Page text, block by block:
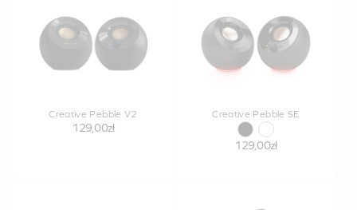
Creative Pebble V2
129,00zł
Creative Pebble SE
129,00zł